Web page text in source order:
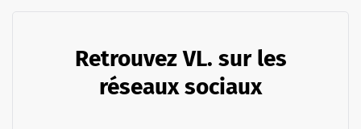
Retrouvez VL. sur les
réseaux sociaux